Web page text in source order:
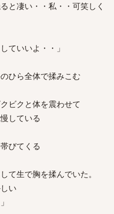
と凄い・・私・・可笑しく
ていいよ・・」
ひら全体で揉みこむ
ビクと体を震わせて
している
びてくる
て生で胸を揉んでいた。
い